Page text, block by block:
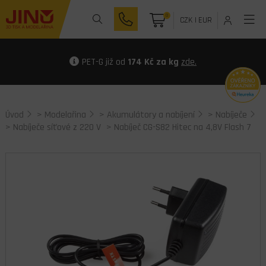
0 CZK| EUR
PET-G již od 174 Kč za kg zde.
Úvod > Modelařina > Akumulátory a nabíjení > Nabíječe
> Nabíječe síťové z 220 V > Nabíječ CG-S82 Hitec na 4,8V Flash 7